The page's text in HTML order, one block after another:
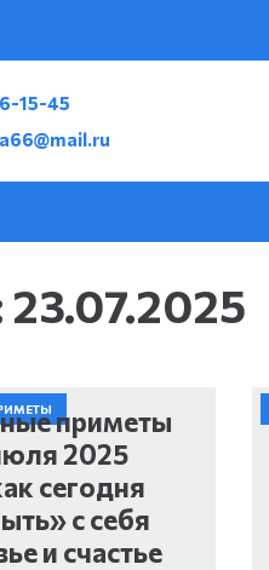
15-45
23.07.2025
приметы
2025
сегодня
с себя
и счастье